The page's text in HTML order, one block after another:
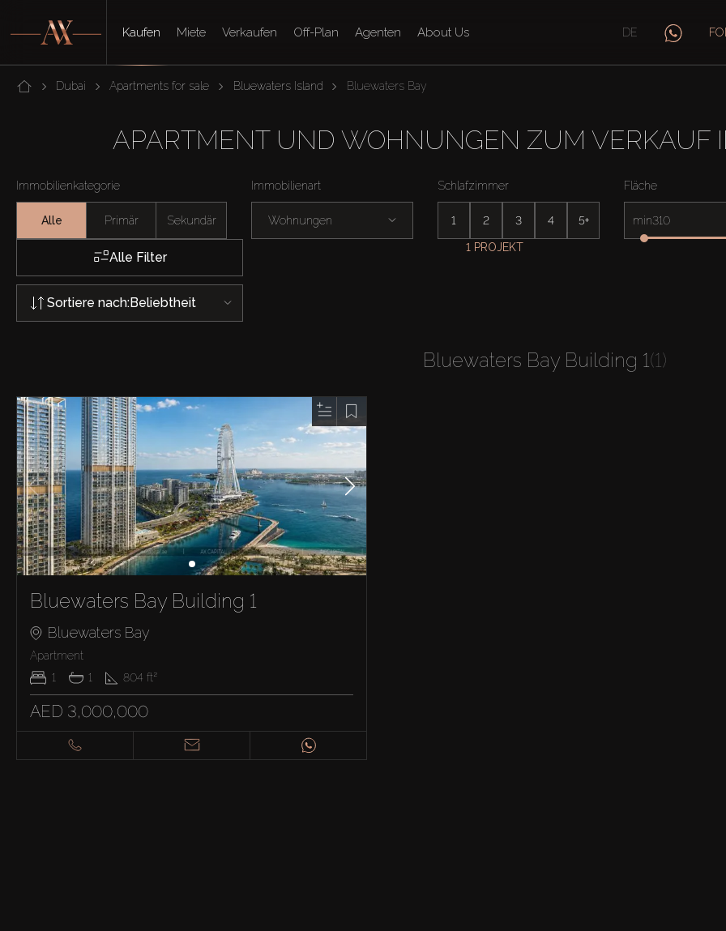
Kaufen Miete Verkaufen Off-Plan Agenten About Us DE
Dubai Apartments for sale Bluewaters Island Bluewaters Bay
APARTMENT UND WOHNUNGEN ZUM VERKAUF
Immobilienkategorie
Alle Primär Sekundär
Immobilienart
Wohnungen
Schlafzimmer
1 2 3 4 5+
Fläche
min
Alle Filter
1 PROJEKT
Sortiere nach:Beliebtheit
Bluewaters Bay Building 1(1)
Bluewaters Bay Building 1
Bluewaters Bay
Apartment
1
1 804 ft²
AED 3,000,000